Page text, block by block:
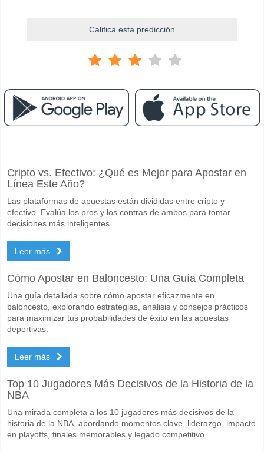
Califica esta predicción
El partido entre St Patricks Athletic v Shelbourne 15 May 2026 19:45.
St Patricks Athletic para el Ganador del partido, con una probabilidad
Sí para Ambos Equipos Marcan, con un porcentaje de 55%.
Cuál es el pronóstico de resultado correcto para St
En el lado arriesgado, puede probar el Resultado Correcto de 2-1
Cripto vs. Efectivo: ¿Qué es Mejor para Apostar en
Línea Este Año?
Las plataformas de apuestas están divididas entre cripto y
efectivo. Evalúa los pros y los contras de ambos para tomar
decisiones más inteligentes.
Leer más
Cómo Apostar en Baloncesto: Una Guía Completa
Una guía detallada sobre cómo apostar eficazmente en
baloncesto, explorando estrategias, análisis y consejos prácticos
para maximizar tus probabilidades de éxito en las apuestas
deportivas.
Leer más
Top 10 Jugadores Más Decisivos de la Historia de la
NBA
Una mirada completa a los 10 jugadores más decisivos de la
historia de la NBA, abordando momentos clave, liderazgo, impacto
en playoffs, finales memorables y legado competitivo.